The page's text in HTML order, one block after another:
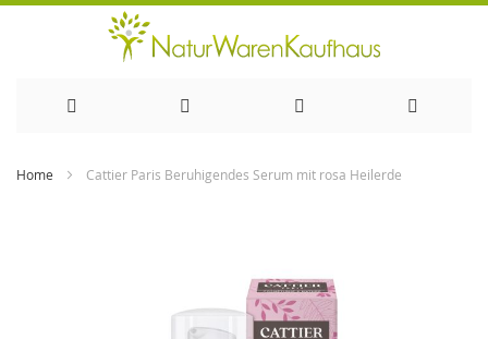
Home Cattier Paris Beruhigendes Serum mit rosa Heilerde